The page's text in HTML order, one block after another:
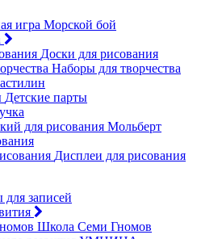
игра Морской бой
Доски для рисования
Наборы для творчества
Детские парты
Мольберт
Дисплеи для рисования
записей
Школа Семи Гномов